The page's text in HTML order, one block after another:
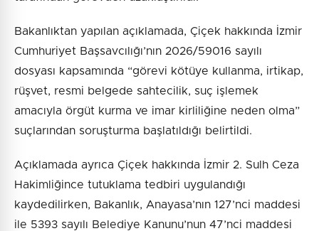
Bakanlıktan yapılan açıklamada, Çiçek hakkında İzmir
Cumhuriyet Başsavcılığı’nın 2026/59016 sayılı
dosyası kapsamında “görevi kötüye kullanma, irtikap,
rüşvet, resmi belgede sahtecilik, suç işlemek
amacıyla örgüt kurma ve imar kirliliğine neden olma”
suçlarından soruşturma başlatıldığı belirtildi.
Açıklamada ayrıca Çiçek hakkında İzmir 2. Sulh Ceza
Hakimliğince tutuklama tedbiri uygulandığı
kaydedilirken, Bakanlık, Anayasa’nın 127’nci maddesi
ile 5393 sayılı Belediye Kanunu’nun 47’nci maddesi